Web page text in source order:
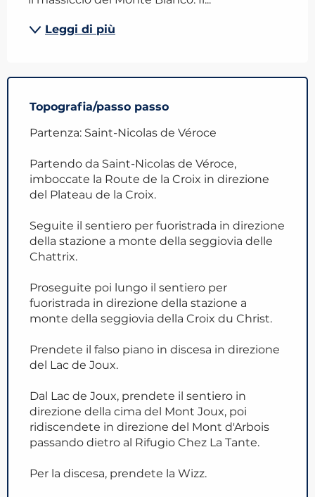
Leggi di più
Topografia/passo passo
Partenza: Saint-Nicolas de Véroce
Partendo da Saint-Nicolas de Véroce,
imboccate la Route de la Croix in direzione
del Plateau de la Croix.
Seguite il sentiero per fuoristrada in direzione
della stazione a monte della seggiovia delle
Chattrix.
Proseguite poi lungo il sentiero per
fuoristrada in direzione della stazione a
monte della seggiovia della Croix du Christ.
Prendete il falso piano in discesa in direzione
del Lac de Joux.
Dal Lac de Joux, prendete il sentiero in
direzione della cima del Mont Joux, poi
ridiscendete in direzione del Mont d'Arbois
passando dietro al Rifugio Chez La Tante.
Per la discesa, prendete la Wizz.